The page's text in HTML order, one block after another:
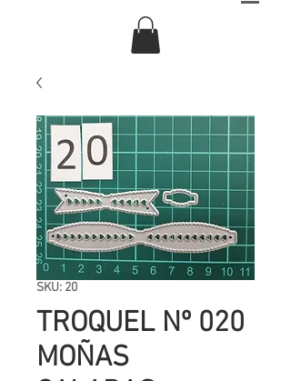
SKU: 20
TROQUEL Nº 020
MOÑAS